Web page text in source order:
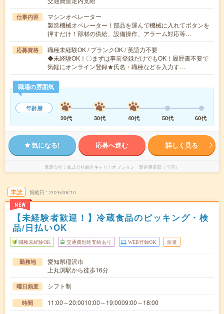
仕事内容
マシンオペレーター
製造機械オペレーター！部品を運んで機械に入れてボタンを
押すだけ！部材の供給、設備操作、アラーム対応等…
応募資格
職種未経験OK / ブランクOK / 英語力不要
◆未経験OK！〇まずは事前登録だけでもOK！履歴書不要で
気軽にオンライン登録★氏名・職種などを入力す…
職場の雰囲気
年齢層
20代
30代 40代 50代 60代
気になる! 応募へ進む 詳しく見る
派遣会社 株式会社綜合キャリアオプション 製造事業部（全国）
未読
NEW
掲載日 2026/08/10
【未経験者歓迎！】冷蔵食品のピッキング・検
品/日払いOK
職種未経験OK 交通費別途支給あり WEB登録OK 派遣
勤務地
愛知県稲沢市
上丸渕駅から徒歩16分
曜日頻度 シフト制
時間 11:00～20:0010:00～19:0009:00～18:00